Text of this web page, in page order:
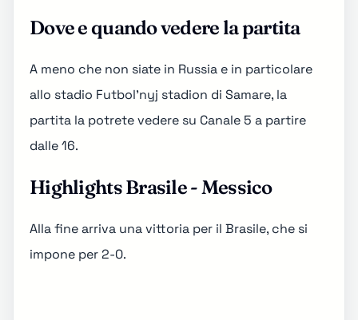
Dove e quando vedere la partita
A meno che non siate in Russia e in particolare
allo stadio Futbol'nyj stadion di Samare, la
partita la potrete vedere su Canale 5 a partire
dalle 16.
Highlights Brasile - Messico
Alla fine arriva una vittoria per il Brasile, che si
impone per 2-0.